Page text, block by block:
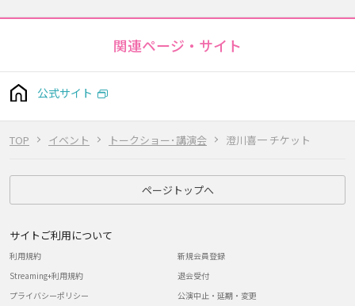
TOP イベント トークショー･講演会 澄川喜一 チケット
関連ページ・サイト
公式サイト
ページトップへ
サイトご利用について
利用規約
Streaming+利用規約
プライバシーポリシー
新規会員登録
退会受付
公演中止・延期・変更